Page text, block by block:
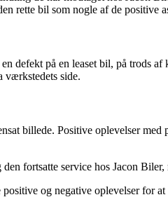
rette bil som nogle af de positive
defekt på en leaset bil, på trods af
værkstedets side.
billede. Positive oplevelser
fortsatte service hos Jacon
og negative oplevelser for